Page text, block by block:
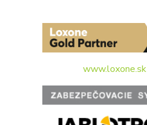
www.loxone.sk